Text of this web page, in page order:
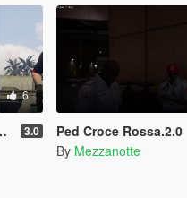
6
3.0 Ped Croce Rossa.2.0
By Mezzanotte